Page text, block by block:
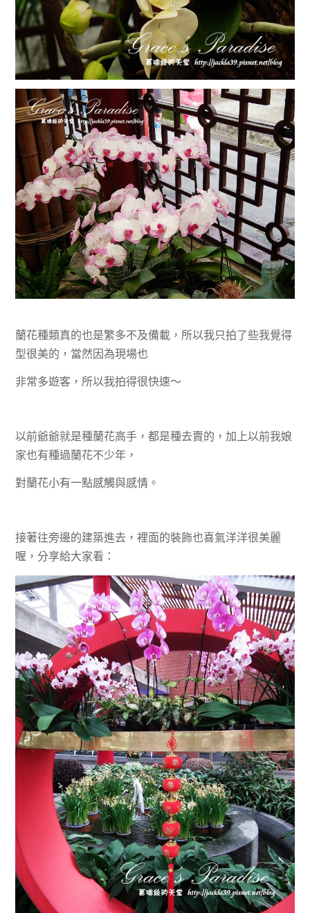
蘭花種類真的也是繁多不及備載，所以我只拍了些我覺得
型很美的，當然因為現場也
非常多遊客，所以我拍得很快速～
以前爺爺就是種蘭花高手，都是種去賣的，加上以前我娘
家也有種過蘭花不少年，
對蘭花小有一點感觸與感情。
接著往旁邊的建築進去，裡面的裝飾也喜氣洋洋很美麗
喔，分享給大家看：